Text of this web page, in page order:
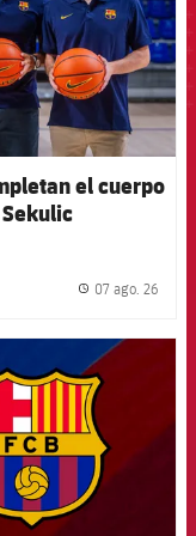
el cuerpo
07 ago. 26